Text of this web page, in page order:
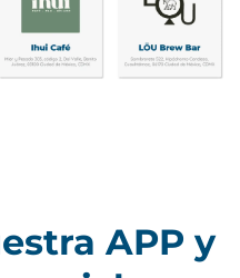
APP y